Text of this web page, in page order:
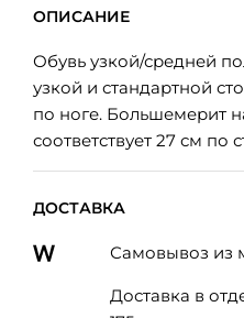
ОПИСАНИЕ
Обувь узкой/средней
узкой и стандартной
по ноге. Большемерит
соответствует 27 см по
ДОСТАВКА
Самовывоз из
Доставка в